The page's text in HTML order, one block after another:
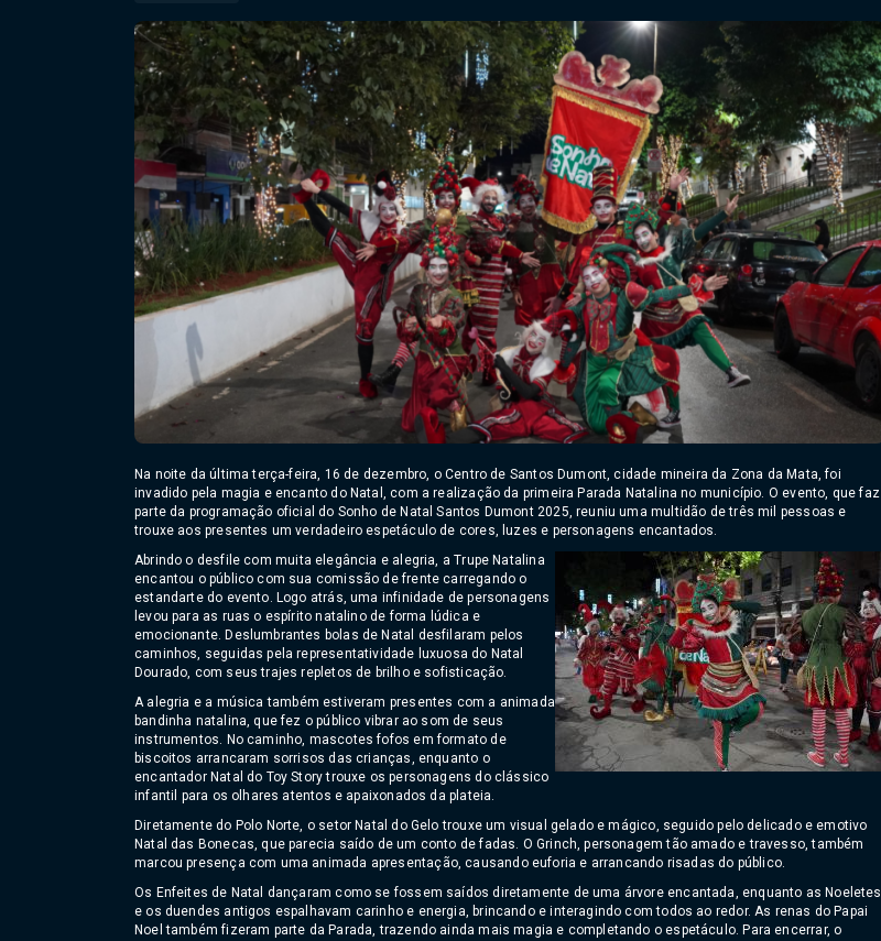
Na noite da última terça-feira, 16 de dezembro, o Centro de Santos Dumont, cidade mineira da Zona da Mata, foi
invadido pela magia e encanto do Natal, com a realização da primeira Parada Natalina no município. O evento, que faz
parte da programação oficial do Sonho de Natal Santos Dumont 2025, reuniu uma multidão de três mil pessoas e
trouxe aos presentes um verdadeiro espetáculo de cores, luzes e personagens encantados.
Abrindo o desfile com muita elegância e alegria, a Trupe Natalina
encantou o público com sua comissão de frente carregando o
estandarte do evento. Logo atrás, uma infinidade de personagens
levou para as ruas o espírito natalino de forma lúdica e
emocionante. Deslumbrantes bolas de Natal desfilaram pelos
caminhos, seguidas pela representatividade luxuosa do Natal
Dourado, com seus trajes repletos de brilho e sofisticação.
A alegria e a música também estiveram presentes com a animada
bandinha natalina, que fez o público vibrar ao som de seus
instrumentos. No caminho, mascotes fofos em formato de
biscoitos arrancaram sorrisos das crianças, enquanto o
encantador Natal do Toy Story trouxe os personagens do clássico
infantil para os olhares atentos e apaixonados da plateia.
Diretamente do Polo Norte, o setor Natal do Gelo trouxe um visual gelado e mágico, seguido pelo delicado e emotivo
Natal das Bonecas, que parecia saído de um conto de fadas. O Grinch, personagem tão amado e travesso, também
marcou presença com uma animada apresentação, causando euforia e arrancando risadas do público.
Os Enfeites de Natal dançaram como se fossem saídos diretamente de uma árvore encantada, enquanto as Noeletes
e os duendes antigos espalhavam carinho e energia, brincando e interagindo com todos ao redor. As renas do Papai
Noel também fizeram parte da Parada, trazendo ainda mais magia e completando o espetáculo. Para encerrar, o